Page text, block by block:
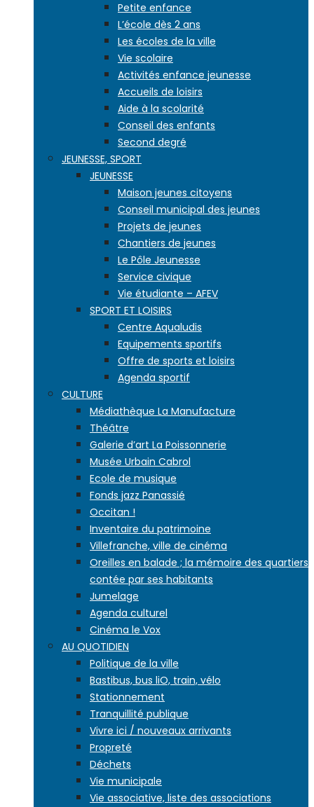
Petite enfance
L’école dès 2 ans
Les écoles de la ville
Vie scolaire
Activités enfance jeunesse
Accueils de loisirs
Aide à la scolarité
Conseil des enfants
Second degré
JEUNESSE, SPORT
JEUNESSE
Maison jeunes citoyens
Conseil municipal des jeunes
Projets de jeunes
Chantiers de jeunes
Le Pôle Jeunesse
Service civique
Vie étudiante – AFEV
SPORT ET LOISIRS
Centre Aqualudis
Equipements sportifs
Offre de sports et loisirs
Agenda sportif
CULTURE
Médiathèque La Manufacture
Théâtre
Galerie d’art La Poissonnerie
Musée Urbain Cabrol
Ecole de musique
Fonds jazz Panassié
Occitan !
Inventaire du patrimoine
Villefranche, ville de cinéma
Oreilles en balade ; la mémoire des quartiers
contée par ses habitants
Jumelage
Agenda culturel
Cinéma le Vox
AU QUOTIDIEN
Politique de la ville
Bastibus, bus liO, train, vélo
Stationnement
Tranquillité publique
Vivre ici / nouveaux arrivants
Propreté
Déchets
Vie municipale
Vie associative, liste des associations